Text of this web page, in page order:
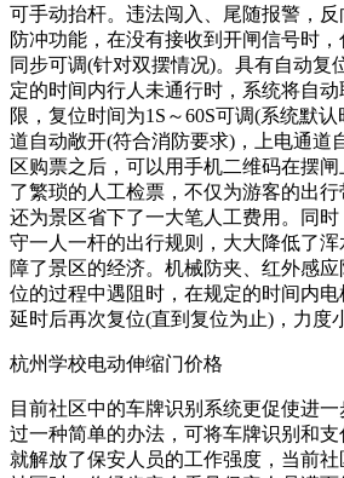
可手动抬杆。违法闯入、尾随报警，反
防冲功能，在没有接收到开闸信号时
同步可调(针对双摆情况)。具有自动复
定的时间内行人未通行时，系统将自
限，复位时间为1S～60S可调(系统默
道自动敞开(符合消防要求)，上电通道
区购票之后，可以用手机二维码在摆
了繁琐的人工检票，不仅为游客的出行
还为景区省下了一大笔人工费用。同
守一人一杆的出行规则，大大降低了
障了景区的经济。机械防夹、红外感
位的过程中遇阻时，在规定的时间内
延时后再次复位(直到复位为止)，力度
杭州学校电动伸缩门价格
目前社区中的车牌识别系统更促使进
过一种简单的办法，可将车牌识别和
就解放了保安人员的工作强度，当前